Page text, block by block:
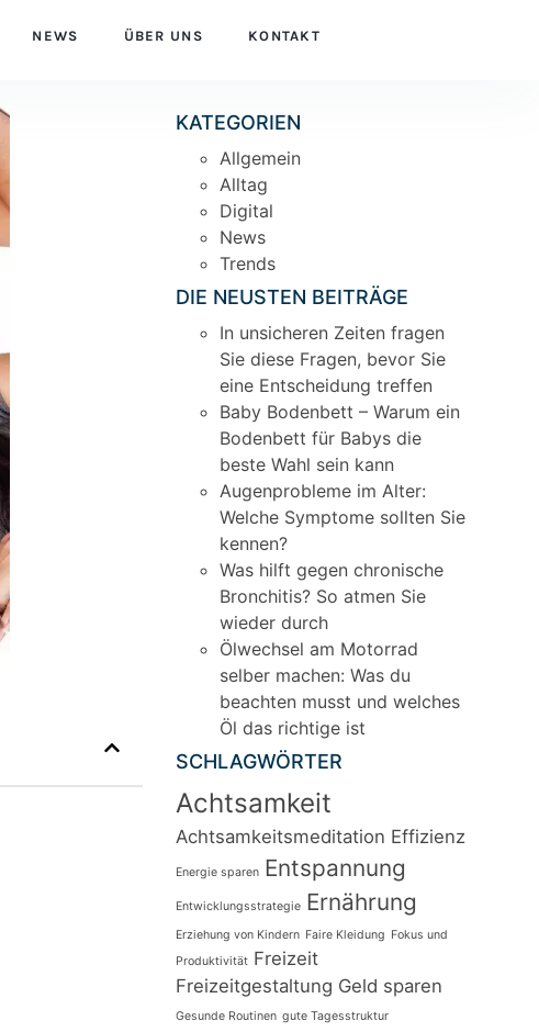
NEWS ÜBER UNS KONTAKT
KATEGORIEN
Allgemein
Alltag
Digital
News
Trends
DIE NEUSTEN BEITRÄGE
In unsicheren Zeiten fragen
Sie diese Fragen, bevor Sie
eine Entscheidung treffen
Baby Bodenbett – Warum ein
Bodenbett für Babys die
beste Wahl sein kann
Augenprobleme im Alter:
Welche Symptome sollten Sie
kennen?
Was hilft gegen chronische
Bronchitis? So atmen Sie
wieder durch
Ölwechsel am Motorrad
selber machen: Was du
beachten musst und welches
Öl das richtige ist
SCHLAGWÖRTER
Achtsamkeit
Achtsamkeitsmeditation Effizienz
Energie sparen Entspannung
Entwicklungsstrategie Ernährung
Erziehung von Kindern Faire Kleidung Fokus und
Produktivität Freizeit
Freizeitgestaltung Geld sparen
Gesunde Routinen gute Tagesstruktur